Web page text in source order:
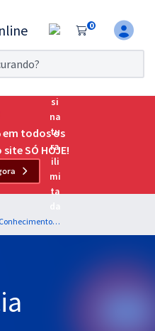
0
7 dias!
Exame da
principais
em todos os
SÓ HOJE!
ABIN - Agência Brasileira de Inteligência - Conhecimentos Específicos para Oficial Técnico de Inteligência - Área 9 (Pré-edital)